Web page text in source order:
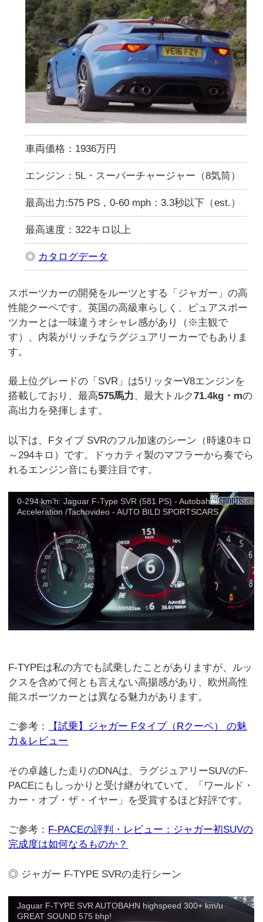
車両価格：1936万円
エンジン：5L・スーパーチャージャー（8気筒）
最高出力:575 PS，0-60 mph：3.3秒以下（est.）
最高速度：322キロ以上
◎ カタログデータ
スポーツカーの開発をルーツとする「ジャガー」の高
性能クーペです。英国の高級車らしく、ピュアスポー
ツカーとは一味違うオシャレ感があり（※主観で
す）、内装がリッチなラグジュアリーカーでもありま
す。
最上位グレードの「SVR」は5リッターV8エンジンを
搭載しており、最高575馬力 、最大トルク71.4kg・mの
高出力を発揮します。
以下は、Fタイプ SVRのフル加速のシーン（時速0キロ
～294キロ）です。ドゥカティ製のマフラーから奏でら
れるエンジン音にも要注目です。
0-294 km'h: Jaguar F-Type SVR (581 PS) - Autobahn /
Acceleration /Tachovideo - AUTO BILD SPORTSCARS
F-TYPEは私の方でも試乗したことがありますが、ルッ
クスを含めて何とも言えない高揚感があり、欧州高性
能スポーツカーとは異なる魅力があります。
ご参考：
【試乗】ジャガー Fタイプ（Rクーペ） の魅
力＆レビュー
その卓越した走りのDNAは、ラグジュアリーSUVのF-
PACEにもしっかりと受け継がれていて、「ワールド・
カー・オブ・ザ・イヤー」を受賞するほど好評です。
ご参考： F-PACEの評判・レビュー：ジャガー初SUVの
完成度は如何なるものか？
◎ ジャガー F-TYPE SVRの走行シーン
Jaguar F-TYPE SVR AUTOBAHN highspeed 300+ km/u
GREAT SOUND 575 bhp!